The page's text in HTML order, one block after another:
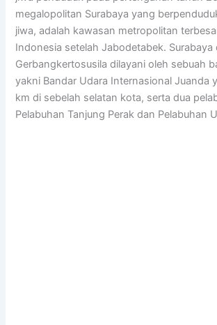
megalopolitan Surabaya yang
jiwa, adalah kawasan metropolitan
Indonesia setelah Jabodetabek. Surabaya
Gerbangkertosusila dilayani oleh sebuah
yakni Bandar Udara Internasional Juanda
km di sebelah selatan kota, serta dua
Pelabuhan Tanjung Perak dan Pelabuhan